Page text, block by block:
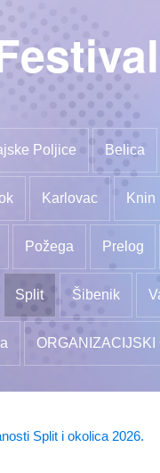
Poljice Belica
Karlovac Knin
Požega Prelog
Split Šibenik
ORGANIZACIJSKI
Split i okolica 2026.